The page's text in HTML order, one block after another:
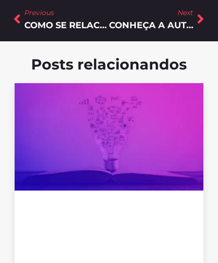
Previous
COMO SE RELACIONAR COM CLIENTES ATRAVÉS DO MARKETING DIGITAL
Next
CONHEÇA A AUTOMAÇÃO DE MARKETING E O QUE ELA PODE FAZER POR SUA EMPRESA.
Posts relacionandos